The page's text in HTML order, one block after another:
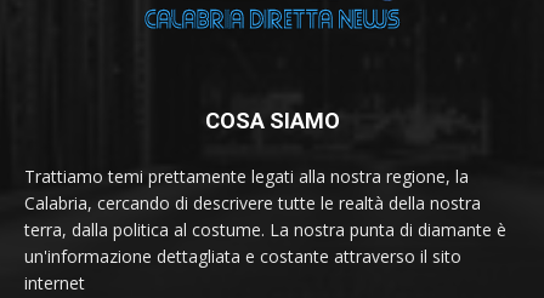
COSA SIAMO
Trattiamo temi prettamente legati alla nostra regione, la
Calabria, cercando di descrivere tutte le realtà della nostra
terra, dalla politica al costume. La nostra punta di diamante è
un'informazione dettagliata e costante attraverso il sito
internet